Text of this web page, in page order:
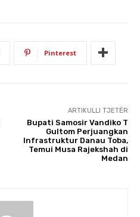
Pinterest
ARTIKULLI TJETËR
Bupati Samosir Vandiko T
Gultom Perjuangkan
Infrastruktur Danau Toba,
Temui Musa Rajekshah di
Medan